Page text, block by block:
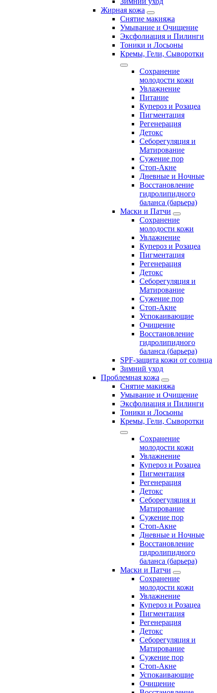
Жирная кожа
Снятие макияжа
Умывание и Очищение
Эксфолиация и Пилинги
Тоники и Лосьоны
Кремы, Гели, Сыворотки
Сохранение
молодости кожи
Увлажнение
Питание
Купероз и Розацеа
Пигментация
Регенерация
Детокс
Себорегуляция и
Матирование
Сужение пор
Стоп-Акне
Дневные и Ночные
Восстановление
гидролипидного
баланса (барьера)
Маски и Патчи
Сохранение
молодости кожи
Увлажнение
Купероз и Розацеа
Пигментация
Регенерация
Детокс
Себорегуляция и
Матирование
Сужение пор
Стоп-Акне
Успокаивающие
Очищение
Восстановление
гидролипидного
баланса (барьера)
SPF-защита кожи от солнца
Зимний уход
Проблемная кожа
Снятие макияжа
Умывание и Очищение
Эксфолиация и Пилинги
Тоники и Лосьоны
Кремы, Гели, Сыворотки
Сохранение
молодости кожи
Увлажнение
Купероз и Розацеа
Пигментация
Регенерация
Детокс
Себорегуляция и
Матирование
Сужение пор
Стоп-Акне
Дневные и Ночные
Восстановление
гидролипидного
баланса (барьера)
Маски и Патчи
Сохранение
молодости кожи
Увлажнение
Купероз и Розацеа
Пигментация
Регенерация
Детокс
Себорегуляция и
Матирование
Сужение пор
Стоп-Акне
Успокаивающие
Очищение